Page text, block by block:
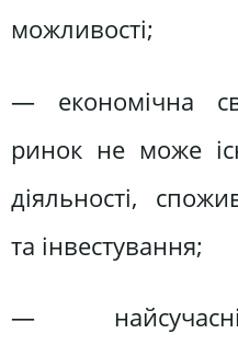
можливості;
— економічна
ринок не може
діяльності,
та інвестування;
—